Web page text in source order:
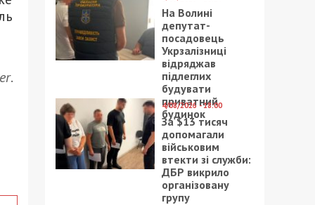
.
На Волині
депутат-
посадовець
Укрзалізниці
відряджав
підлеглих
будувати
приватний
будинок
4/08/2026 - 18:00
За $13 тисяч
допомагали
військовим
втекти зі служби:
ДБР викрило
організовану
групу